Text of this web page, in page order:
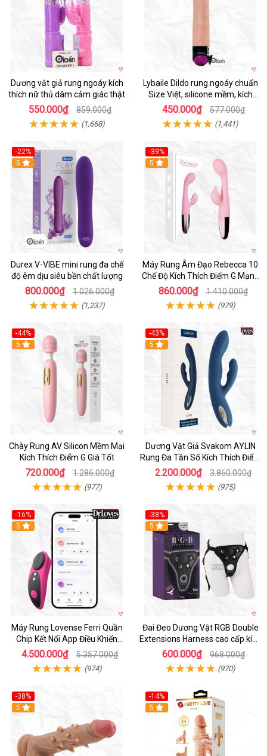
Dương vật giả rung ngoáy kích
thích nữ thủ dâm cảm giác thật
550.000₫ 859.000₫
(1,668)
Lybaile Dildo rung ngoáy chuẩn
Size Việt, silicone mềm, kích
thích mạnh
450.000₫ 577.000₫
(1,441)
-22%
Hot
5
Durex V-VIBE mini rung đa chế
độ êm dịu siêu bền chất lượng
800.000₫ 1.026.000₫
(1,237)
-39%
Hot
5
Máy Rung Âm Đạo Rebecca 10
Chế Độ Kích Thích Điểm G Mạnh
Mẽ
860.000₫ 1.410.000₫
(979)
-44%
Hot
5
Chày Rung AV Silicon Mềm Mại
Kích Thích Điểm G Giá Tốt
720.000₫ 1.286.000₫
(977)
-43%
Hot
5
Dương Vật Giả Svakom AYLIN
Rung Đa Tần Số Kích Thích Điểm
G
2.200.000₫ 3.860.000₫
(975)
-16%
Hot
5
Máy Rung Lovense Ferri Quần
Chip Kết Nối App Điều Khiển
Thông Minh
4.500.000₫ 5.357.000₫
(974)
-38%
Hot
5
Đai Đeo Dương Vật RGB Double
Extensions Harness cao cấp kích
thích
600.000₫ 968.000₫
(970)
-38%
5
-14%
5